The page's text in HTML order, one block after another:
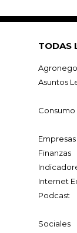
TODAS
Asuntos
Consumo
Empresas
Finanzas
Internet
Podcast
Sociales